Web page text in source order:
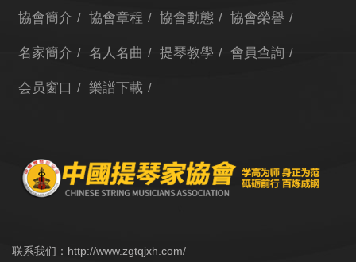
協會簡介 協會章程 協會動態 協會榮譽
名家簡介 名人名曲 提琴教學 會員查詢
会员窗口 樂譜下載
联系我们：http://www.zgtqjxh.com/